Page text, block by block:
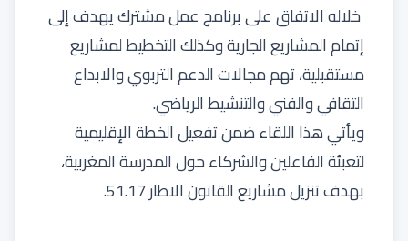
خلاله الاتفاق على برنامج عمل مشترك يهدف إلى
إتمام المشاريع الجارية وكذلك التخطيط لمشاريع
مستقبلية، تهم مجالات الدعم التربوي والابداع
التقافي والفني والتنشيط الرياضي.
ويأتي هذا اللقاء ضمن تفعيل الخطة الإقليمية
لتعبئة الفاعلين والشركاء حول المدرسة المغربية،
بهدف تنزيل مشاريع القانون الاطار 51.17.